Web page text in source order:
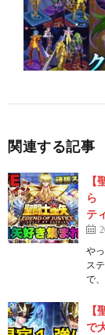
関連する記事
ら
テ
や
ス
で
で